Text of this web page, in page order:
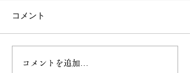
【安定期～臨月までOK】
コメント
コメントを追加…